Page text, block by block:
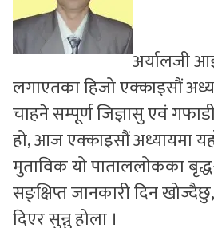
भिडियो
अर्यालजी
लगाएतका हिजो एक्काइसौं
चाहने सम्पूर्ण जिज्ञासु एवं
हो, आज एक्काइसौं अध्यायमा
मुताविक यो पाताललोकका
सङ्क्षिप्त जानकारी दिन
दिएर सुन्नु होला ।